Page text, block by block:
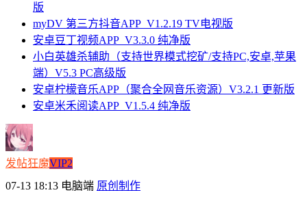
版
myDV 第三方抖音APP_V1.2.19 TV电视版
安卓豆丁视频APP_V3.3.0 纯净版
小白英雄杀辅助（支持世界模式挖矿/支持PC,安卓,苹果
端）V5.3 PC高级版
安卓柠檬音乐APP（聚合全网音乐资源）V3.2.1 更新版
安卓米禾阅读APP_V1.5.4 纯净版
发帖狂魔VIP2
07-13 18:13 电脑端 原创制作